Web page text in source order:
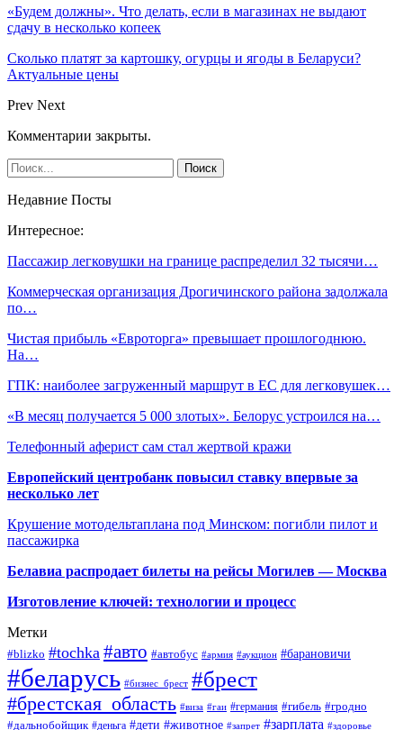
«Будем должны». Что делать, если в магазинах не выдают
сдачу в несколько копеек
Сколько платят за картошку, огурцы и ягоды в Беларуси?
Актуальные цены
Prev Next
Комментарии закрыты.
Недавние Посты
Интересное:
Пассажир легковушки на границе распределил 32 тысячи…
Коммерческая организация Дрогичинского района задолжала
по…
Чистая прибыль «Евроторга» превышает прошлогоднюю.
На…
ГПК: наиболее загруженный маршрут в ЕС для легковушек…
«В месяц получается 5 000 злотых». Белорус устроился на…
Телефонный аферист сам стал жертвой кражи
Европейский центробанк повысил ставку впервые за
несколько лет
Крушение мотодельтаплана под Минском: погибли пилот и
пассажирка
Белавиа распродает билеты на рейсы Могилев — Москва
Изготовление ключей: технологии и процесс
Метки
#blizko #tochka #авто #автобус #армия #аукцион #барановичи
#беларусь #бизнес_брест #брест
#брестская_область #виза #гаи #германия #гибель #гродно
#дальнобойщик #деньга #дети #животное #запрет #зарплата #здоровье